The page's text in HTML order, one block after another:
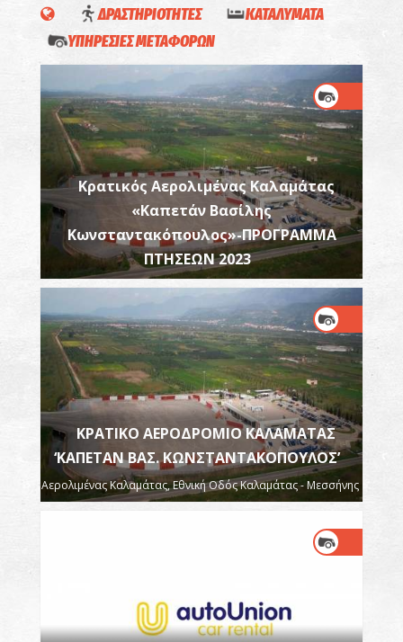
ΔΡΑΣΤΗΡΙΟΤΗΤΕΣ
ΚΑΤΑΛΥΜΑΤΑ
ΥΠΗΡΕΣΙΕΣ ΜΕΤΑΦΟΡΩΝ
Κρατικός Αερολιμένας Καλαμάτας
«Καπετάν Βασίλης
Κωνσταντακόπουλος»-ΠΡΟΓΡΑΜΜΑ
ΠΤΗΣΕΩΝ 2023
ΚΡΑΤΙΚΟ ΑΕΡΟΔΡΟΜΙΟ ΚΑΛΑΜΑΤΑΣ
‘ΚΑΠΕΤΑΝ ΒΑΣ. ΚΩΝΣΤΑΝΤΑΚΟΠΟΥΛΟΣ’
Αερολιμένας Καλαμάτας, Εθνική Οδός Καλαμάτας - Μεσσήνης